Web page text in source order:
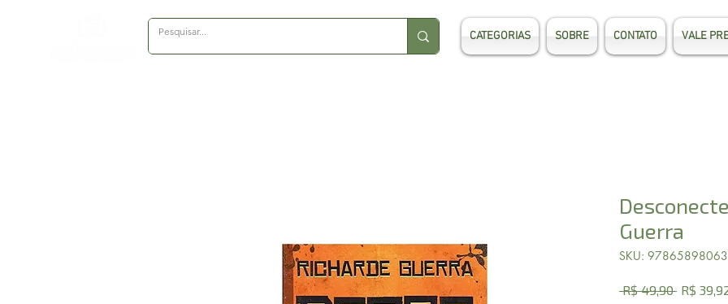
CATEGORIAS SOBRE CONTATO VALE
Guerra
SKU:
R$ 49,90 Preço
R$